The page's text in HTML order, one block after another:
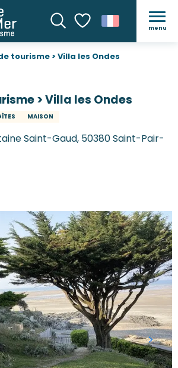
Recherche
Voir les favoris
menu
tourisme > Villa les Ondes
> Villa les Ondes
MAISON
Saint-Gaud, 50380 Saint-Pair-
aux favoris